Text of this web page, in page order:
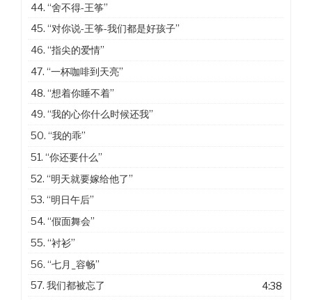
44.“舍不得-王筝”
45.“对你说-王筝-我们都是好孩子”
46.“指尖的爱情”
47.“一杯咖啡到天亮”
48.“想着你睡不着”
49.“我的心你什么时候还我”
50.“我的乖”
51.“你还要什么”
52.“明天就要嫁给他了”
53.“明日午后”
54.“假面舞会”
55.“衬衫”
56.“七月_容畅”
57. 我们都被忘了
4:38